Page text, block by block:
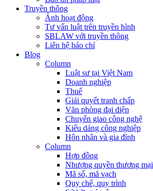
Truyền thông
Ảnh hoạt động
Tư vấn luật trên truyền hình
SBLAW với truyền thông
Liên hệ báo chí
Blog
Column
Luật sư tại Việt Nam
Doanh nghiệp
Thuế
Giải quyết tranh chấp
Văn phòng đại diện
Chuyển giao công nghệ
Kiểu dáng công nghiệp
Hôn nhân và gia đình
Column
Hợp đồng
Nhượng quyền thương mại
Mã số, mã vạch
Quy chế, quy trình